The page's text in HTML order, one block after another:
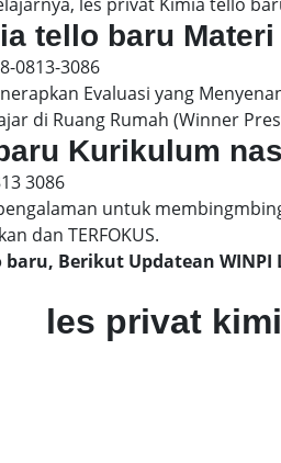
tello baru
0813-3086
Evaluasi yang
di Ruang Rumah (Winner
Kurikulum
3086
untuk
dan TERFOKUS.
Berikut Updatean
les privat